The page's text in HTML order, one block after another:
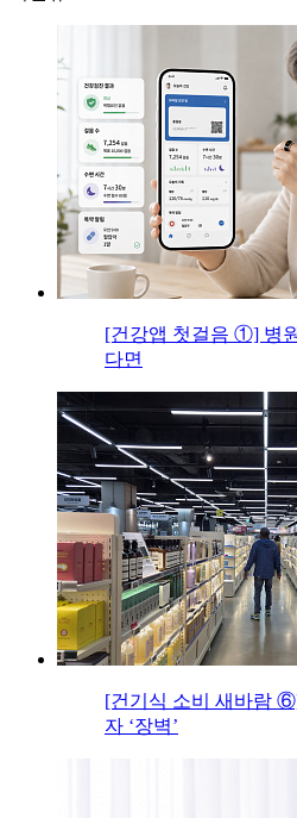
[건강앱 첫걸음 ①] 병
다면
[건기식 소비 새바람 ⑥]
자 ‘장벽’